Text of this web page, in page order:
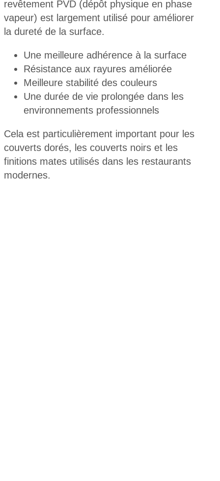
revêtement PVD (dépôt physique en phase
vapeur) est largement utilisé pour améliorer
la dureté de la surface.
Une meilleure adhérence à la surface
Résistance aux rayures améliorée
Meilleure stabilité des couleurs
Une durée de vie prolongée dans les
environnements professionnels
Cela est particulièrement important pour les
couverts dorés, les couverts noirs et les
finitions mates utilisés dans les restaurants
modernes.